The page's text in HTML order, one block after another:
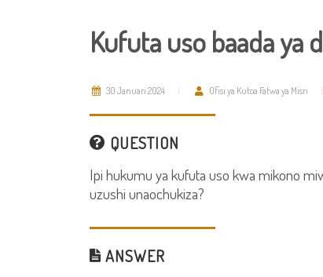
Kufuta uso baada ya
30 Januari 2024 Ofisi ya Kutoa Fatwa ya Misri
QUESTION
Ipi hukumu ya kufuta uso kwa mikono
uzushi unaochukiza?
ANSWER